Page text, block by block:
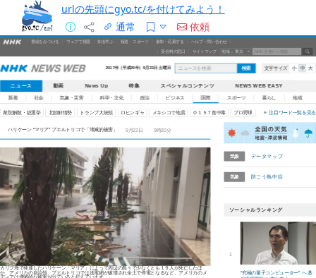
urlの先頭にgyo.tc/を付けてみよう！
通常
依頼